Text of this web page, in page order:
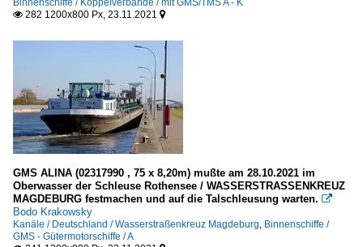
 282 1200x800 Px, 23.11.2021 
GMS ALINA (02317990 , 75 x 8,20m) mußte am 28.10.2021 im
Oberwasser der Schleuse Rothensee / WASSERSTRASSENKREUZ
MAGDEBURG festmachen und auf die Talschleusung warten. 
Bodo Krakowsky
Kanäle / Deutschland / Wasserstraßenkreuz Magdeburg Binnenschiffe /
GMS - Gütermotorschiffe / A